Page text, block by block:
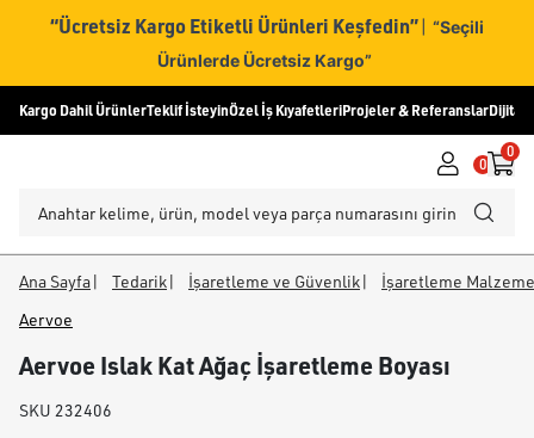
“Ücretsiz Kargo Etiketli Ürünleri Keşfedin” | “Seçili
Ürünlerde Ücretsiz Kargo”
Kargo Dahil ÜrünlerTeklif İsteyinÖzel İş KıyafetleriProjeler & ReferanslarDijital
0
0
Ana Sayfa| Tedarik| İşaretleme ve Güvenlik|
İşaretleme
Aervoe
Aervoe Islak Kat Ağaç İşaretleme Boyası
SKU 232406